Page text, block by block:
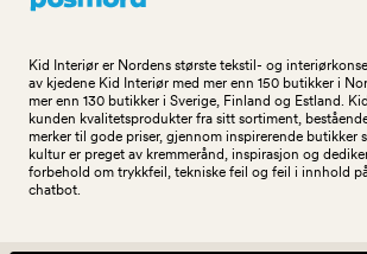
Kid Interiør er Nordens største tekstil- og
av kjedene Kid Interiør med mer enn 150 butikker i
mer enn 130 butikker i Sverige, Finland og Estland.
kunden kvalitetsprodukter fra sitt sortiment,
merker til gode priser, gjennom inspirerende butikker
kultur er preget av kremmerånd, inspirasjon og
forbehold om trykkfeil, tekniske feil og feil i innhold
chatbot.